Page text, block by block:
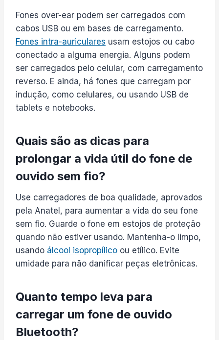
Fones over-ear podem ser carregados com
cabos USB ou em bases de carregamento.
Fones intra-auriculares usam estojos ou cabo
conectado a alguma energia. Alguns podem
ser carregados pelo celular, com carregamento
reverso. E ainda, há fones que carregam por
indução, como celulares, ou usando USB de
tablets e notebooks.
Quais são as dicas para
prolongar a vida útil do fone de
ouvido sem fio?
Use carregadores de boa qualidade, aprovados
pela Anatel, para aumentar a vida do seu fone
sem fio. Guarde o fone em estojos de proteção
quando não estiver usando. Mantenha-o limpo,
usando álcool isopropílico ou etílico. Evite
umidade para não danificar peças eletrônicas.
Quanto tempo leva para
carregar um fone de ouvido
Bluetooth?